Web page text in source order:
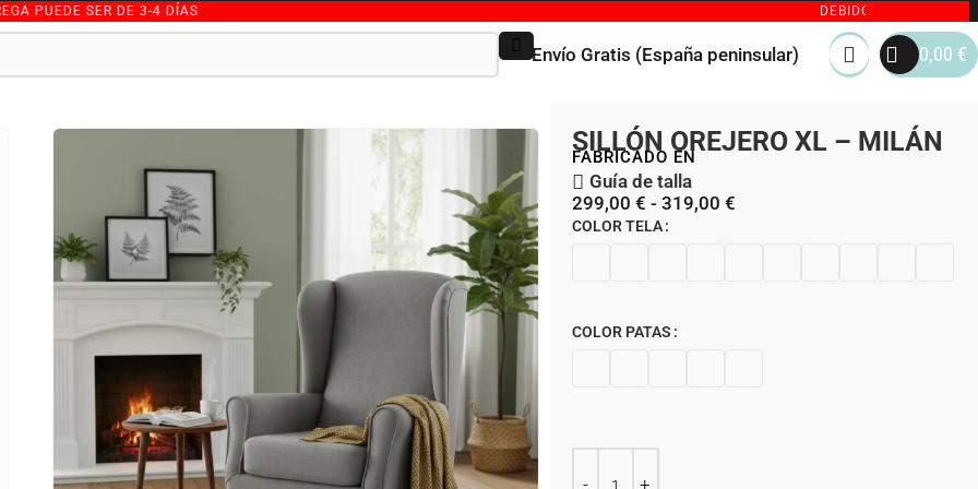
SER DE 3-4 DÍAS DEBIDO AL GRAN VOLUMEN
Envío Gratis (España peninsular) 0,00 €
SILLÓN OREJERO XL – MILÁN
FABRICADO EN
Guía de talla
299,00 € - 319,00 €
COLOR TELA
COLOR PATAS